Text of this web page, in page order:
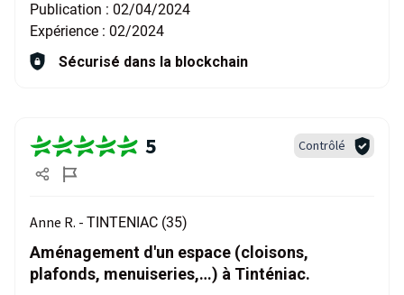
Publication : 02/04/2024
Expérience : 02/2024
Sécurisé dans la blockchain
5 Contrôlé
Anne R. - TINTENIAC (35)
Aménagement d'un espace (cloisons,
plafonds, menuiseries,…) à Tinténiac.